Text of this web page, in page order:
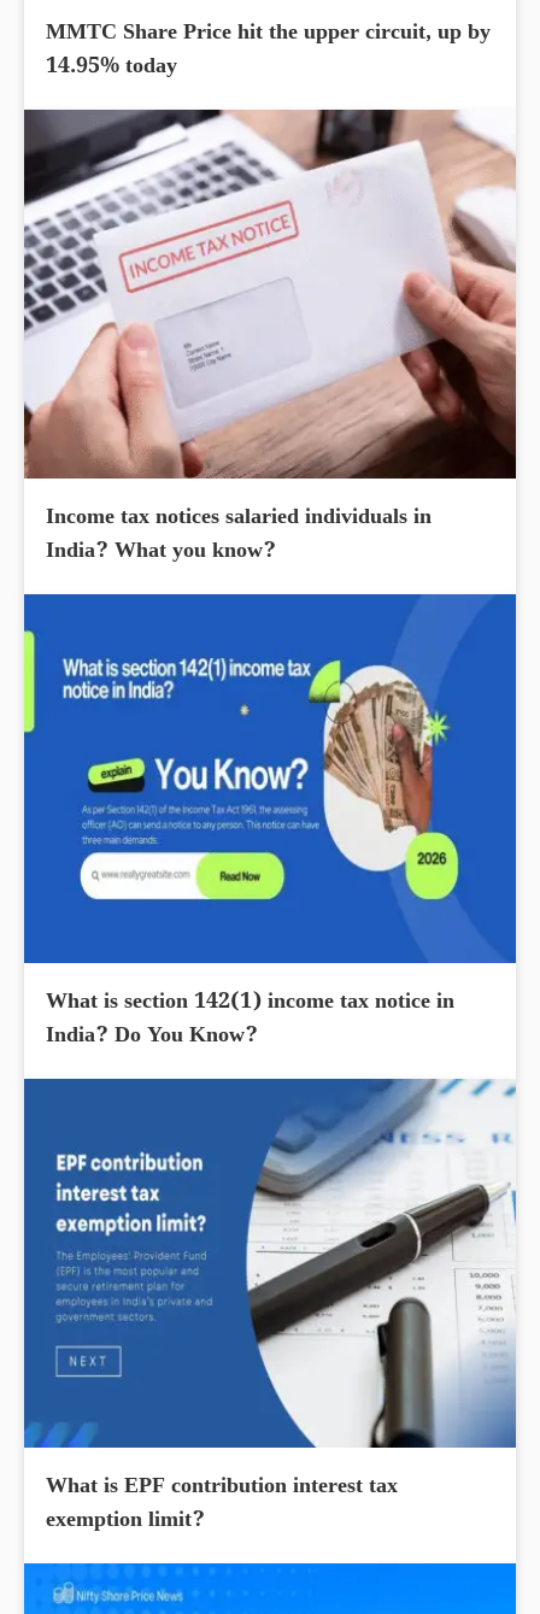
MMTC Share Price hit the upper circuit, up by
14.95% today
Income tax notices salaried individuals in
India? What you know?
What is section 142(1) income tax notice in
India? Do You Know?
What is EPF contribution interest tax
exemption limit?